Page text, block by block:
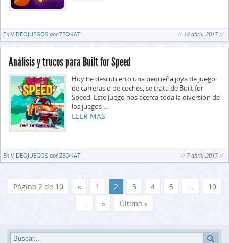
En VIDEOJUEGOS porZEOKAT 14 abril, 2017
Análisis y trucos para Built for Speed
Hoy he descubierto una pequeña joya de juego
de carreras o de coches, se trata de Built for
Speed. Este juego nos acerca toda la diversión de
los juegos ...
LEER MAS
En VIDEOJUEGOS porZEOKAT 7 abril, 2017
Página 2 de 10 « 1 2 3 4 5 ...
10
...
» Última »